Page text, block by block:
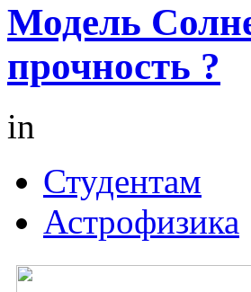
Модель
прочность ?
in
Студентам
Астрофизика